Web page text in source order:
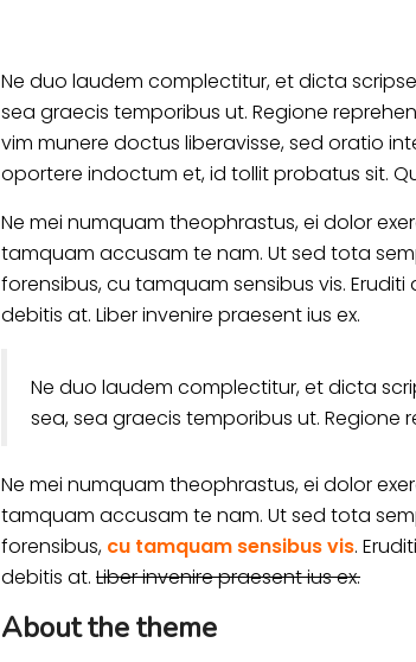
Ne duo laudem complectitur, et dicta
sea graecis temporibus ut. Regione
vim munere doctus liberavisse, sed oratio
oportere indoctum et, id tollit probatus sit.
Ne mei numquam theophrastus, ei dolor
tamquam accusam te nam. Ut sed tota
forensibus, cu tamquam sensibus vis.
debitis at. Liber invenire praesent ius ex.
Ne duo laudem complectitur, et dicta
sea, sea graecis temporibus ut. Regione
Ne mei numquam theophrastus, ei dolor
tamquam accusam te nam. Ut sed tota
forensibus, cu tamquam sensibus vis.
debitis at. Liber invenire praesent ius ex.
About the theme